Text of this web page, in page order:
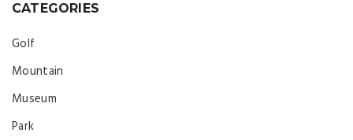
CATEGORIES
Golf
Mountain
Museum
Park